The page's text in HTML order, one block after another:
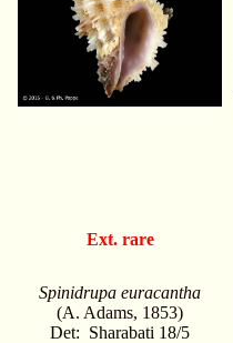
Ext. rare
Spinidrupa euracantha
(A. Adams, 1853)
Det: Sharabati 18/5